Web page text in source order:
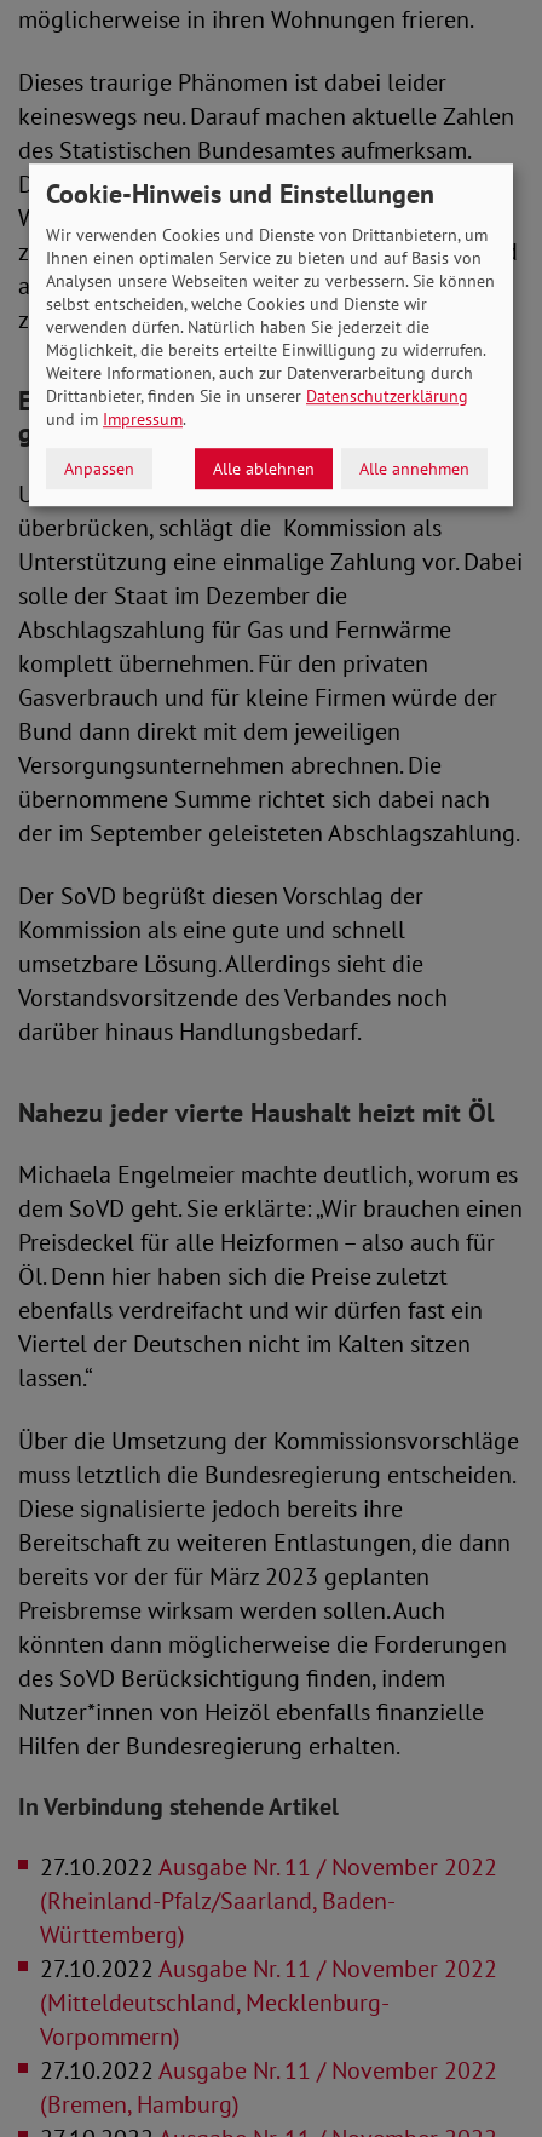
möglicherweise in ihren Wohnungen frieren.
Dieses traurige Phänomen ist dabei leider
keineswegs neu. Darauf machen aktuelle Zahlen
des Statistischen Bundesamtes aufmerksam.
Demnach waren bereits im zurückliegenden
Winter, also vor der Energiekrise, über
zweieinhalb Millionen Menschen in Deutschland
aus Geldmangel nicht in der Lage, ausreichend
zu heizen.
Entlastende Einmalzahlung für Dezember
geplant
Um die Zeit bis zum Start der Preisbremse zu
überbrücken, schlägt die Kommission als
Unterstützung eine einmalige Zahlung vor. Dabei
solle der Staat im Dezember die
Abschlagszahlung für Gas und Fernwärme
komplett übernehmen. Für den privaten
Gasverbrauch und für kleine Firmen würde der
Bund dann direkt mit dem jeweiligen
Versorgungsunternehmen abrechnen. Die
übernommene Summe richtet sich dabei nach
der im September geleisteten Abschlagszahlung.
Der SoVD begrüßt diesen Vorschlag der
Kommission als eine gute und schnell
umsetzbare Lösung. Allerdings sieht die
Vorstandsvorsitzende des Verbandes noch
darüber hinaus Handlungsbedarf.
Nahezu jeder vierte Haushalt heizt mit Öl
Michaela Engelmeier machte deutlich, worum es
dem SoVD geht. Sie erklärte: „Wir brauchen einen
Preisdeckel für alle Heizformen – also auch für
Öl. Denn hier haben sich die Preise zuletzt
ebenfalls verdreifacht und wir dürfen fast ein
Viertel der Deutschen nicht im Kalten sitzen
lassen.“
Über die Umsetzung der Kommissionsvorschläge
muss letztlich die Bundesregierung entscheiden.
Diese signalisierte jedoch bereits ihre
Bereitschaft zu weiteren Entlastungen, die dann
bereits vor der für März 2023 geplanten
Preisbremse wirksam werden sollen. Auch
könnten dann möglicherweise die Forderungen
des SoVD Berücksichtigung finden, indem
Nutzer*innen von Heizöl ebenfalls finanzielle
Hilfen der Bundesregierung erhalten.
In Verbindung stehende Artikel
27.10.2022Ausgabe Nr. 11 / November 2022
(Rheinland-Pfalz/Saarland, Baden-
Württemberg)
27.10.2022Ausgabe Nr. 11 / November 2022
(Mitteldeutschland, Mecklenburg-
Vorpommern)
27.10.2022Ausgabe Nr. 11 / November 2022
(Bremen, Hamburg)
Cookie-Hinweis und Einstellungen
Wir verwenden Cookies und Dienste von Drittanbietern, um
Ihnen einen optimalen Service zu bieten und auf Basis von
Analysen unsere Webseiten weiter zu verbessern. Sie können
selbst entscheiden, welche Cookies und Dienste wir
verwenden dürfen. Natürlich haben Sie jederzeit die
Möglichkeit, die bereits erteilte Einwilligung zu widerrufen.
Weitere Informationen, auch zur Datenverarbeitung durch
Drittanbieter, finden Sie in unserer Datenschutzerklärung
und im Impressum.
Anpassen Alle ablehnen Alle annehmen